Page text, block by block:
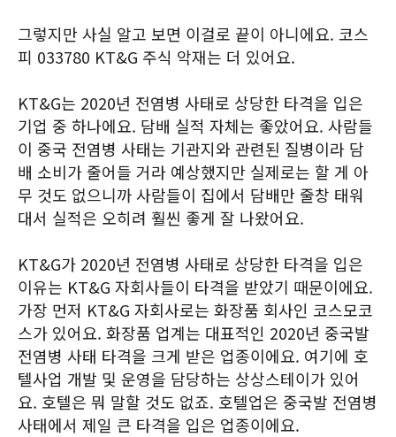
그렇지만 사실 알고 보면 이걸로 끝이 아니에요. 코스
피 033780 KT&G 주식 악재는 더 있어요.
KT&G는 2020년 전염병 사태로 상당한 타격을 입은
기업 중 하나에요. 담배 실적 자체는 좋았어요. 사람들
이 중국 전염병 사태는 기관지와 관련된 질병이라 담
배 소비가 줄어들 거라 예상했지만 실제로는 할 게 아
무 것도 없으니까 사람들이 집에서 담배만 줄창 태워
대서 실적은 오히려 훨씬 좋게 잘 나왔어요.
KT&G가 2020년 전염병 사태로 상당한 타격을 입은
이유는 KT&G 자회사들이 타격을 받았기 때문이에요.
가장 먼저 KT&G 자회사로는 화장품 회사인 코스모코
스가 있어요. 화장품 업계는 대표적인 2020년 중국발
전염병 사태 타격을 크게 받은 업종이에요. 여기에 호
텔사업 개발 및 운영을 담당하는 상상스테이가 있어
요. 호텔은 뭐 말할 것도 없죠. 호텔업은 중국발 전염병
사태에서 제일 큰 타격을 입은 업종이에요.